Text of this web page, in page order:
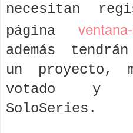
necesitan
página
ventana-
además
un proyecto,
votado y
SoloSeries.